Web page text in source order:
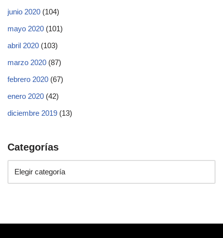
junio 2020 (104)
mayo 2020 (101)
abril 2020 (103)
marzo 2020 (87)
febrero 2020 (67)
enero 2020 (42)
diciembre 2019 (13)
Categorías